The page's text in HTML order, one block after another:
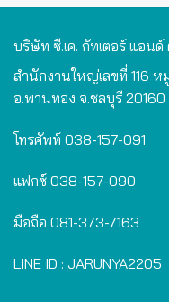
บริษัท ซี.เค. กัทเตอร์ แอนด์
สำนักงานใหญ่เลขที่ 116
อ.พานทอง จ.ชลบุรี 20160
โทรศัพท์ 038-157-091
แฟกซ์ 038-157-090
มือถือ 081-373-7163
LINE ID : JARUNYA2205